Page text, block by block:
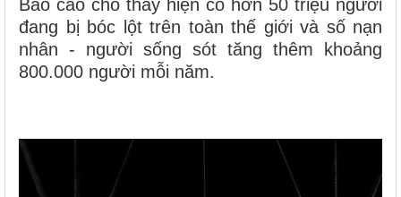
Báo cáo cho thấy hiện có hơn 50 triệu người
đang bị bóc lột trên toàn thế giới và số nạn
nhân - người sống sót tăng thêm khoảng
800.000 người mỗi năm.